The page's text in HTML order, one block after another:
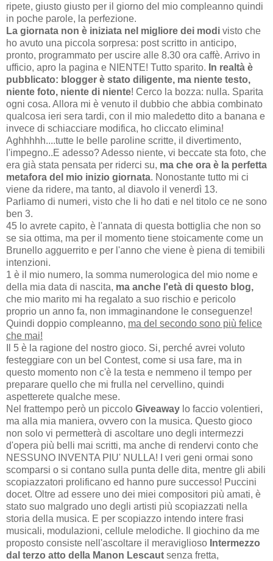
ripete, giusto giusto per il giorno del mio compleanno quindi
in poche parole, la perfezione.
La giornata non è iniziata nel migliore dei modi visto che
ho avuto una piccola sorpresa: post scritto in anticipo,
pronto, programmato per uscire alle 8.30 ora caffè. Arrivo in
ufficio, apro la pagina e NIENTE! Tutto sparito. In realtà è
pubblicato: blogger è stato diligente, ma niente testo,
niente foto, niente di niente! Cerco la bozza: nulla. Sparita
ogni cosa. Allora mi è venuto il dubbio che abbia combinato
qualcosa ieri sera tardi, con il mio maledetto dito a banana e
invece di schiacciare modifica, ho cliccato elimina!
Aghhhhh....tutte le belle paroline scritte, il divertimento,
l'impegno..E adesso? Adesso niente, vi beccate sta foto, che
era già stata pensata per riderci su, ma che ora è la perfetta
metafora del mio inizio giornata. Nonostante tutto mi ci
viene da ridere, ma tanto, al diavolo il venerdì 13.
Parliamo di numeri, visto che li ho dati e nel titolo ce ne sono
ben 3.
45 lo avrete capito, è l'annata di questa bottiglia che non so
se sia ottima, ma per il momento tiene stoicamente come un
Brunello agguerrito e per l'anno che viene è piena di temibili
intenzioni.
1 è il mio numero, la somma numerologica del mio nome e
della mia data di nascita, ma anche l'età di questo blog,
che mio marito mi ha regalato a suo rischio e pericolo
proprio un anno fa, non immaginandone le conseguenze!
Quindi doppio compleanno, ma del secondo sono più felice
che mai!
Il 5 è la ragione del nostro gioco. Si, perché avrei voluto
festeggiare con un bel Contest, come si usa fare, ma in
questo momento non c'è la testa e nemmeno il tempo per
preparare quello che mi frulla nel cervellino, quindi
aspetterete qualche mese.
Nel frattempo però un piccolo Giveaway lo faccio volentieri,
ma alla mia maniera, ovvero con la musica. Questo gioco
non solo vi permetterà di ascoltare uno degli intermezzi
d'opera più belli mai scritti, ma anche di rendervi conto che
NESSUNO INVENTA PIU' NULLA! I veri geni ormai sono
scomparsi o si contano sulla punta delle dita, mentre gli abili
scopiazzatori prolificano ed hanno pure successo! Puccini
docet. Oltre ad essere uno dei miei compositori più amati, è
stato suo malgrado uno degli artisti più scopiazzati nella
storia della musica. E per scopiazzo intendo intere frasi
musicali, modulazioni, cellule melodiche. Il giochino da me
proposto consiste nell'ascoltare il meraviglioso Intermezzo
dal terzo atto della Manon Lescaut senza fretta,